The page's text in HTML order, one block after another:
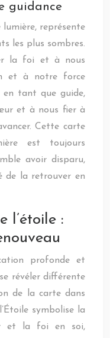
guidance
lumière, représente
les plus sombres.
la foi et à nous
et à notre force
en tant que guide,
et à nous fier à
Cette carte
est toujours
avoir disparu,
de la retrouver en
l’étoile :
profonde et
révéler différente
de la carte dans
symbolise la
et la foi en soi,